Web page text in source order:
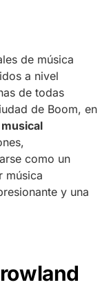
de música
a nivel
de todas
de Boom, en
como un
música
y una